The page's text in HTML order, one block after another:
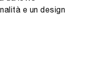
e un design